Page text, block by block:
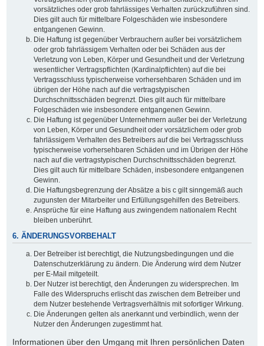
vorsätzliches oder grob fahrlässiges Verhalten zurückzuführen sind.
Dies gilt auch für mittelbare Folgeschäden wie insbesondere
entgangenen Gewinn.
Die Haftung ist gegenüber Verbrauchern außer bei vorsätzlichem
oder grob fahrlässigem Verhalten oder bei Schäden aus der
Verletzung von Leben, Körper und Gesundheit und der Verletzung
wesentlicher Vertragspflichten (Kardinalpflichten) auf die bei
Vertragsschluss typischerweise vorhersehbaren Schäden und im
übrigen der Höhe nach auf die vertragstypischen
Durchschnittsschäden begrenzt. Dies gilt auch für mittelbare
Folgeschäden wie insbesondere entgangenen Gewinn.
Die Haftung ist gegenüber Unternehmern außer bei der Verletzung
von Leben, Körper und Gesundheit oder vorsätzlichem oder grob
fahrlässigem Verhalten des Betreibers auf die bei Vertragsschluss
typischerweise vorhersehbaren Schäden und im Übrigen der Höhe
nach auf die vertragstypischen Durchschnittsschäden begrenzt.
Dies gilt auch für mittelbare Schäden, insbesondere entgangenen
Gewinn.
Die Haftungsbegrenzung der Absätze a bis c gilt sinngemäß auch
zugunsten der Mitarbeiter und Erfüllungsgehilfen des Betreibers.
Ansprüche für eine Haftung aus zwingendem nationalem Recht
bleiben unberührt.
6. ÄNDERUNGSVORBEHALT
Der Betreiber ist berechtigt, die Nutzungsbedingungen und die
Datenschutzerklärung zu ändern. Die Änderung wird dem Nutzer
per E-Mail mitgeteilt.
Der Nutzer ist berechtigt, den Änderungen zu widersprechen. Im
Falle des Widerspruchs erlischt das zwischen dem Betreiber und
dem Nutzer bestehende Vertragsverhältnis mit sofortiger Wirkung.
Die Änderungen gelten als anerkannt und verbindlich, wenn der
Nutzer den Änderungen zugestimmt hat.
Informationen über den Umgang mit Ihren persönlichen Daten